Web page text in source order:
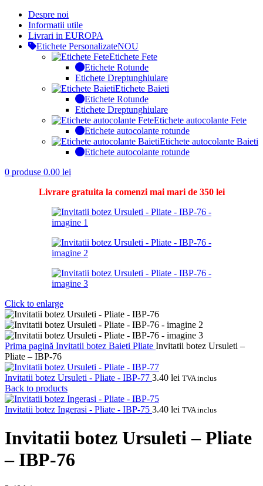
Despre noi
Informatii utile
Livrari in EUROPA
Etichete PersonalizateNOU
Etichete Fete
Etichete Rotunde
Etichete Dreptunghiulare
Etichete Baieti
Etichete Rotunde
Etichete Dreptunghiulare
Etichete autocolante Fete
Etichete autocolante rotunde
Etichete autocolante Baieti
Etichete autocolante rotunde
0 produse 0.00 lei
Livrare gratuita la comenzi mai mari de 350 lei
Click to enlarge
Prima pagină Invitatii botez Baieti Pliate Invitatii botez Ursuleti –
Pliate – IBP-76
Invitatii botez Ursuleti - Pliate - IBP-77 3.40 lei TVA inclus
Back to products
Invitatii botez Ingerasi - Pliate - IBP-75 3.40 lei TVA inclus
Invitatii botez Ursuleti – Pliate
– IBP-76